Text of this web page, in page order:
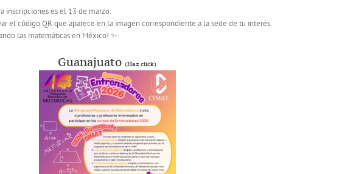
inscripciones es el 13 de marzo.
el código QR que aparece en la imagen correspondiente a la sede de tu interés.
las matemáticas en México! ✨
Guanajuato(Haz click)